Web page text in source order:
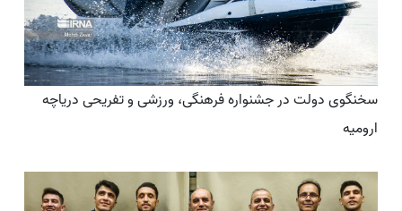
سخنگوی دولت در جشنواره فرهنگی، ورزشی و تفریحی دریاچه
ارومیه